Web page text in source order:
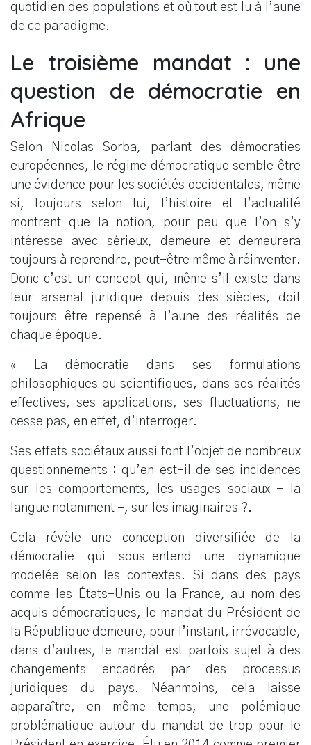
quotidien des populations et où tout est lu à l’aune
de ce paradigme.
Le troisième mandat : une
question de démocratie en
Afrique
Selon Nicolas Sorba, parlant des démocraties
européennes, le régime démocratique semble être
une évidence pour les sociétés occidentales, même
si, toujours selon lui, l’histoire et l’actualité
montrent que la notion, pour peu que l’on s’y
intéresse avec sérieux, demeure et demeurera
toujours à reprendre, peut-être même à réinventer.
Donc c’est un concept qui, même s’il existe dans
leur arsenal juridique depuis des siècles, doit
toujours être repensé à l’aune des réalités de
chaque époque.
« La démocratie dans ses formulations
philosophiques ou scientifiques, dans ses réalités
effectives, ses applications, ses fluctuations, ne
cesse pas, en effet, d’interroger.
Ses effets sociétaux aussi font l’objet de nombreux
questionnements : qu’en est-il de ses incidences
sur les comportements, les usages sociaux – la
langue notamment –, sur les imaginaires ?.
Cela révèle une conception diversifiée de la
démocratie qui sous-entend une dynamique
modelée selon les contextes. Si dans des pays
comme les États-Unis ou la France, au nom des
acquis démocratiques, le mandat du Président de
la République demeure, pour l’instant, irrévocable,
dans d’autres, le mandat est parfois sujet à des
changements encadrés par des processus
juridiques du pays. Néanmoins, cela laisse
apparaître, en même temps, une polémique
problématique autour du mandat de trop pour le